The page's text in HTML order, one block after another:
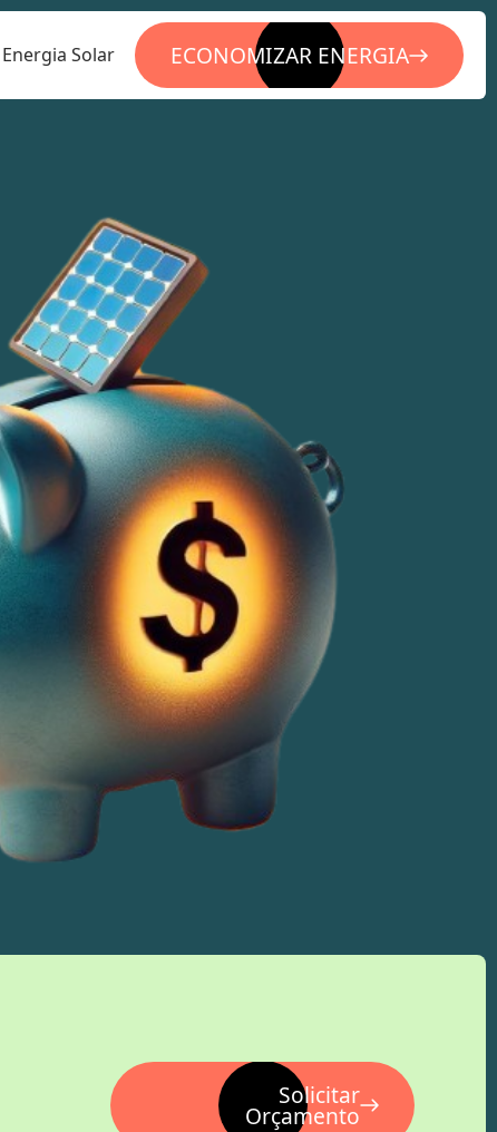
Energia Solar ECONOMIZAR ENERGIA
Solicitar
Orçamento